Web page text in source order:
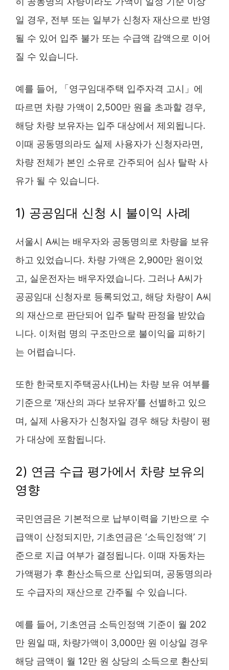
일 경우, 전부 또는 일부가 신청자 재산으로 반영
될 수 있어 입주 불가 또는 수급액 감액으로 이어
질 수 있습니다.
예를 들어, 「영구임대주택 입주자격 고시」에
따르면 차량 가액이 2,500만 원을 초과할 경우,
해당 차량 보유자는 입주 대상에서 제외됩니다.
이때 공동명의라도 실제 사용자가 신청자라면,
차량 전체가 본인 소유로 간주되어 심사 탈락 사
유가 될 수 있습니다.
1) 공공임대 신청 시 불이익 사례
서울시 A씨는 배우자와 공동명의로 차량을 보유
하고 있었습니다. 차량 가액은 2,900만 원이었
고, 실운전자는 배우자였습니다. 그러나 A씨가
공공임대 신청자로 등록되었고, 해당 차량이 A씨
의 재산으로 판단되어 입주 탈락 판정을 받았습
니다. 이처럼 명의 구조만으로 불이익을 피하기
는 어렵습니다.
또한 한국토지주택공사(LH)는 차량 보유 여부를
기준으로 ‘재산의 과다 보유자’를 선별하고 있으
며, 실제 사용자가 신청자일 경우 해당 차량이 평
가 대상에 포함됩니다.
2) 연금 수급 평가에서 차량 보유의
영향
국민연금은 기본적으로 납부이력을 기반으로 수
급액이 산정되지만, 기초연금은 ‘소득인정액’ 기
준으로 지급 여부가 결정됩니다. 이때 자동차는
가액평가 후 환산소득으로 산입되며, 공동명의라
도 수급자의 재산으로 간주될 수 있습니다.
예를 들어, 기초연금 소득인정액 기준이 월 202
만 원일 때, 차량가액이 3,000만 원 이상일 경우
해당 금액이 월 12만 원 상당의 소득으로 환산되